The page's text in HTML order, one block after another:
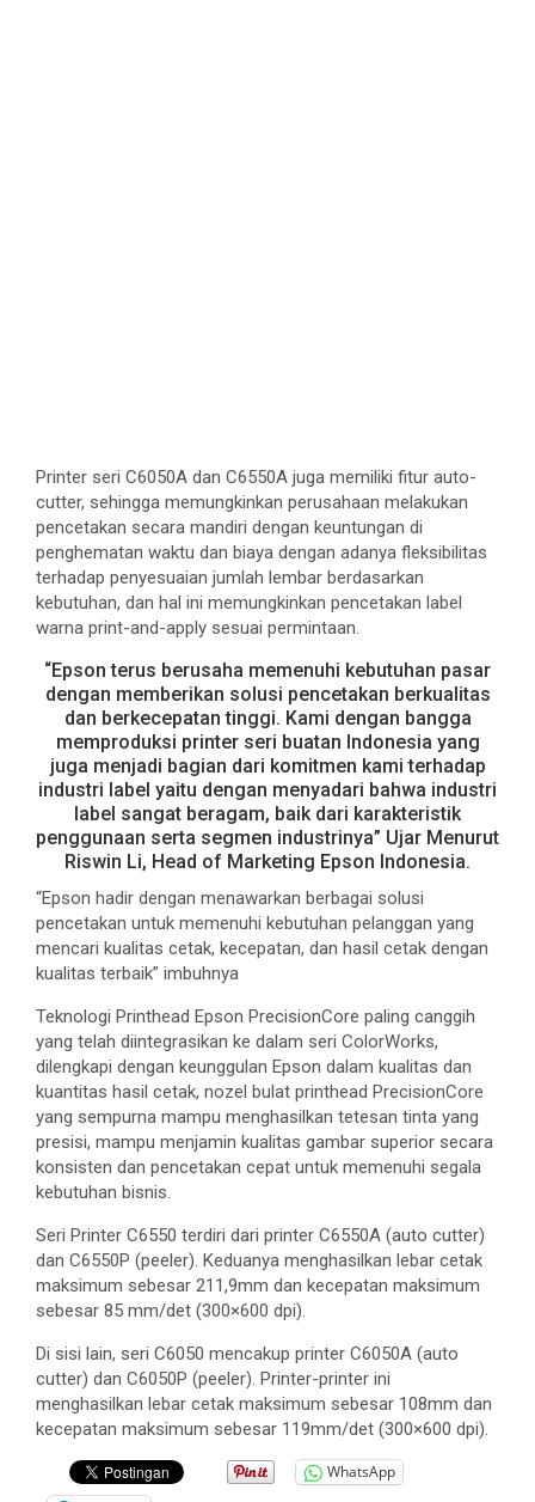
Printer seri C6050A dan C6550A juga memiliki fitur auto-
cutter, sehingga memungkinkan perusahaan melakukan
pencetakan secara mandiri dengan keuntungan di
penghematan waktu dan biaya dengan adanya fleksibilitas
terhadap penyesuaian jumlah lembar berdasarkan
kebutuhan, dan hal ini memungkinkan pencetakan label
warna print-and-apply sesuai permintaan.
“Epson terus berusaha memenuhi kebutuhan pasar
dengan memberikan solusi pencetakan berkualitas
dan berkecepatan tinggi. Kami dengan bangga
memproduksi printer seri buatan Indonesia yang
juga menjadi bagian dari komitmen kami terhadap
industri label yaitu dengan menyadari bahwa industri
label sangat beragam, baik dari karakteristik
penggunaan serta segmen industrinya” Ujar Menurut
Riswin Li, Head of Marketing Epson Indonesia.
“Epson hadir dengan menawarkan berbagai solusi
pencetakan untuk memenuhi kebutuhan pelanggan yang
mencari kualitas cetak, kecepatan, dan hasil cetak dengan
kualitas terbaik” imbuhnya
Teknologi Printhead Epson PrecisionCore paling canggih
yang telah diintegrasikan ke dalam seri ColorWorks,
dilengkapi dengan keunggulan Epson dalam kualitas dan
kuantitas hasil cetak, nozel bulat printhead PrecisionCore
yang sempurna mampu menghasilkan tetesan tinta yang
presisi, mampu menjamin kualitas gambar superior secara
konsisten dan pencetakan cepat untuk memenuhi segala
kebutuhan bisnis.
Seri Printer C6550 terdiri dari printer C6550A (auto cutter)
dan C6550P (peeler). Keduanya menghasilkan lebar cetak
maksimum sebesar 211,9mm dan kecepatan maksimum
sebesar 85 mm/det (300×600 dpi).
Di sisi lain, seri C6050 mencakup printer C6050A (auto
cutter) dan C6050P (peeler). Printer-printer ini
menghasilkan lebar cetak maksimum sebesar 108mm dan
kecepatan maksimum sebesar 119mm/det (300×600 dpi).
WhatsApp